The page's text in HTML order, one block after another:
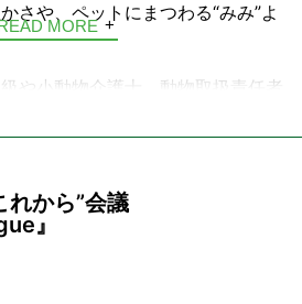
さや、ペットにまつわる“みみ”よ
や小動物介護士、動物取扱責任者
てペットライフにまつわる様々な
オパーソナリティ、DJ mapi松本
ストとともにペットと暮らすこと
しあったり、週末にペットと一緒
をお届けするほか、ペットと暮ら
の備えなど、ペットを取り巻く
MORE
れから”会議
』